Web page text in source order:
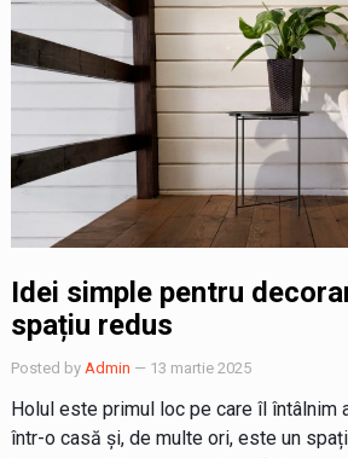
Idei simple pentru
spațiu redus
Posted by Admin — 13 martie 2025
Holul este primul loc pe care îl întâlnim
într-o casă și, de multe ori, este un